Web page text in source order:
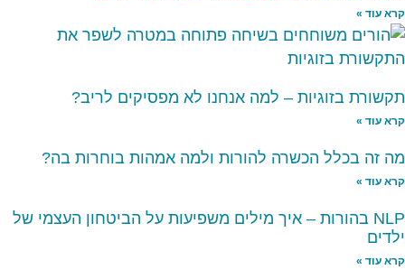
קרא עוד »
תקשורת בזוגיות – למה אנחנו לא מפסיקים לריב?
קרא עוד »
מה זה בכלל הכשרה להורות ולמה אמהות בוחרות בה?
קרא עוד »
NLP בהורות – איך מילים משפיעות על הביטחון העצמי של
ילדים
קרא עוד »